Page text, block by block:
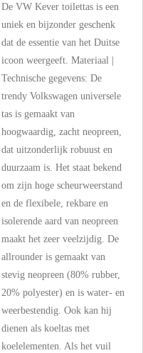
De VW Kever toilettas is een
uniek en bijzonder geschenk
dat de essentie van het Duitse
icoon weergeeft. Materiaal |
Technische gegevens: De
trendy Volkswagen universele
tas is gemaakt van
hoogwaardig, zacht neopreen,
dat uitzonderlijk robuust en
duurzaam is. Het staat bekend
om zijn hoge scheurweerstand
en de flexibele, rekbare en
isolerende aard van neopreen
maakt het zeer veelzijdig. De
allrounder is gemaakt van
stevig neopreen (80% rubber,
20% polyester) en is water- en
weerbestendig. Ook kan hij
dienen als koeltas met
koelelementen. Als het vuil